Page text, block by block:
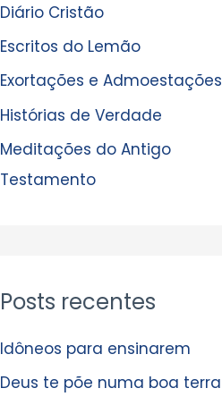
Diário Cristão
Escritos do Lemão
Exortações e Admoestações
Histórias de Verdade
Meditações do Antigo
Testamento
Posts recentes
Idôneos para ensinarem
Deus te põe numa boa terra
u
i
v
o
s